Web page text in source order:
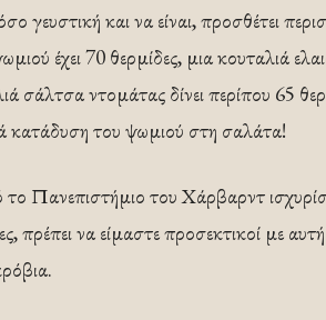
και να είναι, προσθέτει
έχει 70 θερμίδες, μια κουταλιά
σάλτσα ντομάτας δίνει περίπου 65
κατάδυση του ψωμιού στη σαλάτα!
Πανεπιστήμιο του Χάρβαρντ
πρέπει να είμαστε προσεκτικοί με